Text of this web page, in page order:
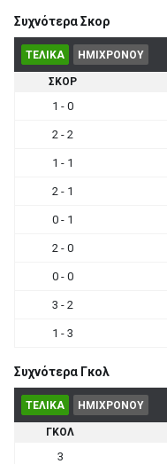
Συχνότερα Σκορ
ΤΕΛΙΚΑ ΗΜΙΧΡΟΝΟΥ
ΣΚΟΡ
1 - 0
2 - 2
1 - 1
2 - 1
0 - 1
2 - 0
0 - 0
3 - 2
1 - 3
Συχνότερα Γκολ
ΤΕΛΙΚΑ ΗΜΙΧΡΟΝΟΥ
ΓΚΟΛ
3